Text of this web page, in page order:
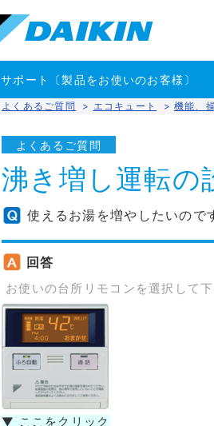
サポート〔製品をお使いのお客様〕
よくあるご質問 > エコキュート > 機能、
よくあるご質問
沸き増し運転の
使えるお湯を増やしたいので
回答
お使いの台所リモコンを選択して下
▼ ここをクリック